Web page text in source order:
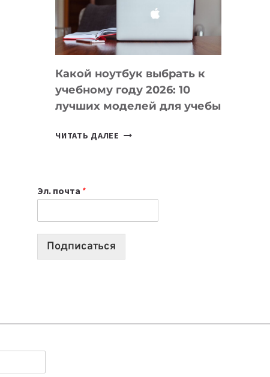
СОЗДАВАТЬ
БЕЗ
КОДА
Какой ноутбук выбрать к
учебному году 2026: 10
лучших моделей для учебы
ЧИТАТЬ ДАЛЕЕ КАКОЙ
2026:
10
Эл. почта *
Подписаться